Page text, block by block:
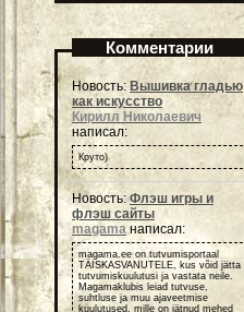
Комментарии
Новость:Вышивка гладью
как искусство
Кирилл Николаевич
написал:
Круто)
Новость:Флэш игры и
флэш сайты
magama написал:
magama.ee on tutvumisportaal
TÄISKASVANUTELE, kus võid jätta
tutvumiskuulutusi ja vastata neile.
Magamaklubis leiad tutvuse,
suhtluse ja muu ajaveetmise
kuulutused, mille on jätnud mehed